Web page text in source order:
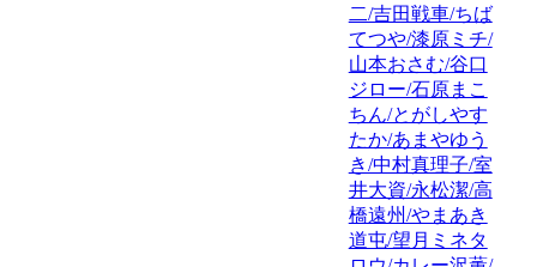
二/吉田戦車/ちば
てつや/漆原ミチ/
山本おさむ/谷口
ジロー/石原まこ
ちん/とがしやす
たか/あまやゆう
き/中村真理子/室
井大資/永松潔/高
橋遠州/やまあき
道屯/望月ミネタ